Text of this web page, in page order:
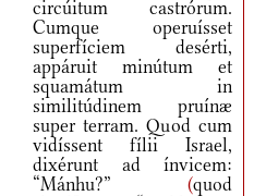
circúitum castrórum.
Cumque operuísset
superfíciem desérti,
appáruit minútum et
squamátum in
similitúdinem pruínæ
super terram. Quod cum
vidíssent fílii Israel,
dixérunt ad ínvicem:
“Mánhu?” (quod